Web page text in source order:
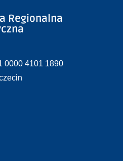
Regionalna
0000 4101 1890